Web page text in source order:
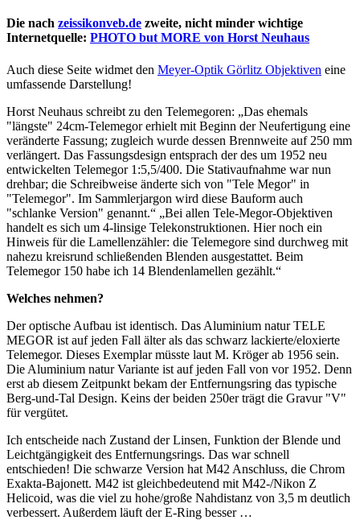
Die nach zeissikonveb.de zweite, nicht minder wichtige
Internetquelle: PHOTO but MORE von Horst Neuhaus
Auch diese Seite widmet den Meyer-Optik Görlitz Objektiven eine
umfassende Darstellung!
Horst Neuhaus schreibt zu den Telemegoren: „Das ehemals
"längste" 24cm-Telemegor erhielt mit Beginn der Neufertigung eine
veränderte Fassung; zugleich wurde dessen Brennweite auf 250 mm
verlängert. Das Fassungsdesign entsprach der des um 1952 neu
entwickelten Telemegor 1:5,5/400. Die Stativaufnahme war nun
drehbar; die Schreibweise änderte sich von "Tele Megor" in
"Telemegor". Im Sammlerjargon wird diese Bauform auch
"schlanke Version" genannt.“ „Bei allen Tele-Megor-Objektiven
handelt es sich um 4-linsige Telekonstruktionen. Hier noch ein
Hinweis für die Lamellenzähler: die Telemegore sind durchweg mit
nahezu kreisrund schließenden Blenden ausgestattet. Beim
Telemegor 150 habe ich 14 Blendenlamellen gezählt.“
Welches nehmen?
Der optische Aufbau ist identisch. Das Aluminium natur TELE
MEGOR ist auf jeden Fall älter als das schwarz lackierte/eloxierte
Telemegor. Dieses Exemplar müsste laut M. Kröger ab 1956 sein.
Die Aluminium natur Variante ist auf jeden Fall von vor 1952. Denn
erst ab diesem Zeitpunkt bekam der Entfernungsring das typische
Berg-und-Tal Design. Keins der beiden 250er trägt die Gravur "V"
für vergütet.
Ich entscheide nach Zustand der Linsen, Funktion der Blende und
Leichtgängigkeit des Entfernungsrings. Das war schnell
entschieden! Die schwarze Version hat M42 Anschluss, die Chrom
Exakta-Bajonett. M42 ist gleichbedeutend mit M42-/Nikon Z
Helicoid, was die viel zu hohe/große Nahdistanz von 3,5 m deutlich
verbessert. Außerdem läuft der E-Ring besser …